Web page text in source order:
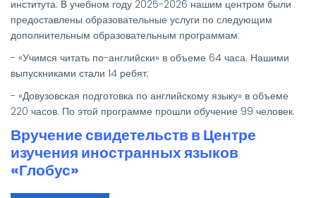
работы
и
наши
планы
института. В учебном году 2025-2026 нашим центром были
предоставлены образовательные услуги по следующим
дополнительным образовательным программам:
- «Учимся читать по-английски» в объеме 64 часа. Нашими
выпускниками стали 14 ребят;
- «Довузовская подготовка по английскому языку» в объеме
220 часов. По этой программе прошли обучение 99 человек.
Вручение свидетельств в Центре
изучения иностранных языков
«Глобус»